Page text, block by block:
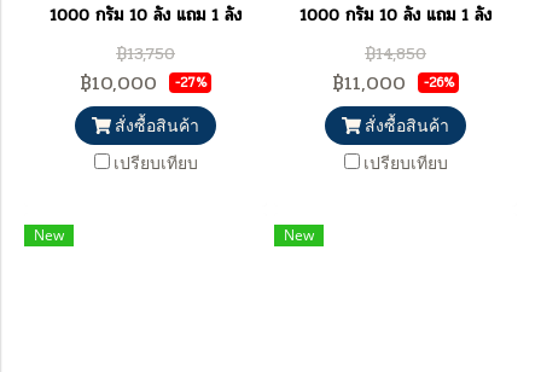
1000 กรัม 10 ลัง แถม 1 ลัง
฿13,750
฿10,000 -27%
สั่งซื้อสินค้า
เปรียบเทียบ
1000 กรัม 10 ลัง แถม 1 ลัง
฿14,850
฿11,000 -26%
สั่งซื้อสินค้า
เปรียบเทียบ
New New